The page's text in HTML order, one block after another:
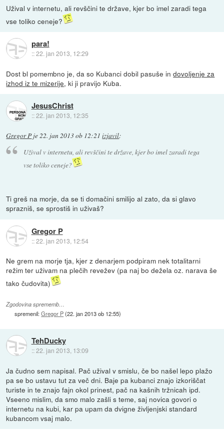
Užival v internetu, ali revščini te države, kjer bo imel zaradi tega
vse toliko ceneje?
para!
::22. jan 2013, 12:29
Dost bl pomembno je, da so Kubanci dobil pasuše indovoljenje za
izhod iz te mizerije, ki ji pravijo Kuba.
JesusChrist
::22. jan 2013, 12:35
Gregor P je22. jan 2013 ob 12:21 izjavil:
Užival v internetu, ali revščini te države, kjer bo imel zaradi tega
vse toliko ceneje?
Ti greš na morje, da se ti domačini smilijo al zato, da si glavo
sprazniš, se sprostiš in uživaš?
Gregor P
::22. jan 2013, 12:54
Ne grem na morje tja, kjer z denarjem podpiram nek totalitarni
režim ter uživam na plečih revežev (pa naj bo dežela oz. narava še
tako čudovita)
Zgodovina sprememb…
spremenil:Gregor P(22. jan 2013 ob 12:55)
TehDucky
::22. jan 2013, 13:09
Ja čudno sem napisal. Pač užival v smislu, če bo našel lepo plažo
pa se bo ustavu tut za več dni. Baje pa kubanci znajo izkoriščat
turiste in te znajo fajn okol prinest, pač na kašnih tržnicah ipd.
Vseeno mislim, da smo malo zašli s teme, saj novica govori o
internetu na kubi, kar pa upam da dvigne življenjski standard
kubancom vsaj malo.